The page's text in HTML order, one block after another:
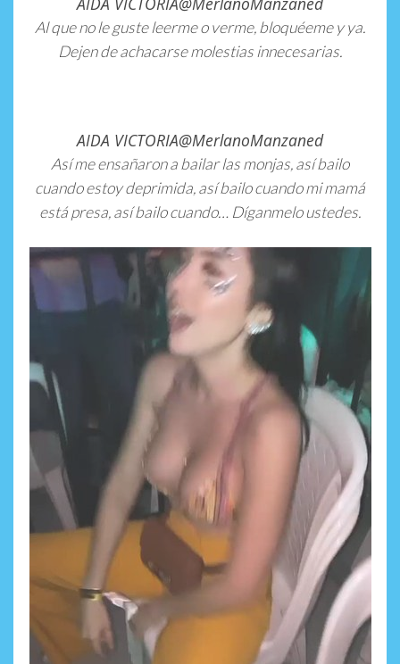
Al que no le guste leerme o verme, bloquéeme y ya.
Dejen de achacarse molestias innecesarias.
AIDA VICTORIA@MerlanoManzaned
Así me ensañaron a bailar las monjas, así bailo
cuando estoy deprimida, así bailo cuando mi mamá
está presa, así bailo cuando… Díganmelo ustedes.